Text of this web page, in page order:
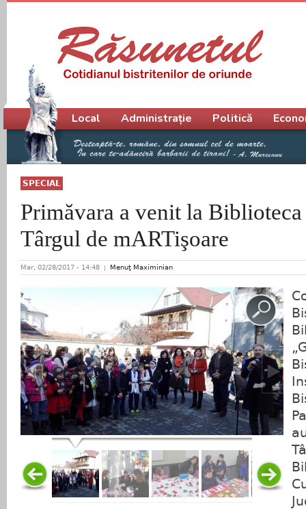
SPECIAL
Primăvara a venit la
Târgul de mARTişoare
Mar, 02/28/2017 - 14:48 Menuţ Maximinian
Meniu principal
Local Administrație Politică